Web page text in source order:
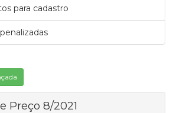
para cadastro
Preço 8/2021